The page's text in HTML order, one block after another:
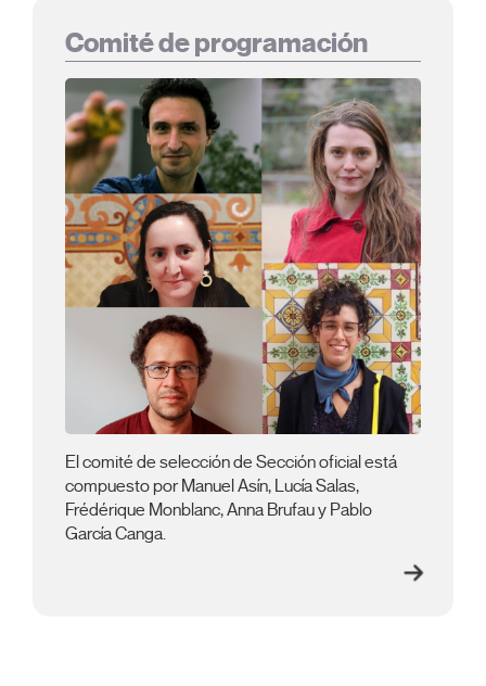
Comité de programación
El comité de selección de Sección oficial está
compuesto por Manuel Asín, Lucía Salas,
Frédérique Monblanc, Anna Brufau y Pablo
García Canga.